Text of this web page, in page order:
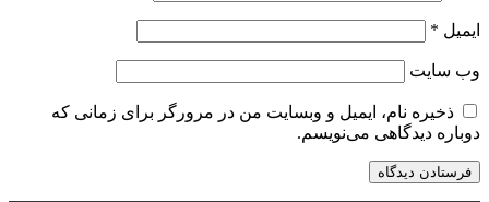
ایمیل *
وب‌ سایت
ذخیره نام، ایمیل و وبسایت من در مرورگر برای زمانی که
دوباره دیدگاهی می‌نویسم.